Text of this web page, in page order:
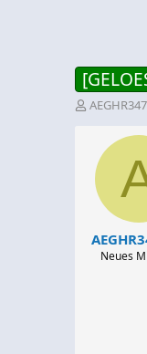
E
Neues